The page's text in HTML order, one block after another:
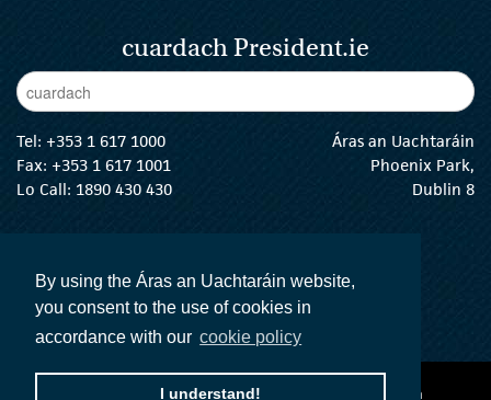
By using the Áras an Uachtaráin website,
you consent to the use of cookies in
accordance with our cookie policy
I understand!
cuardach President.ie
Enter Keywords
Tel: +353 1 617 1000
Fax: +353 1 617 1001
Lo Call: 1890 430 430
Áras an Uachtaráin
Phoenix Park,
Dublin 8
An tUachtarán Twitter
An tUachtarán Instagram
An tUachtarán Facebook
An tUachtarán
Ráiteas inrochtaineachta Téarmaí agus Coinníollacha